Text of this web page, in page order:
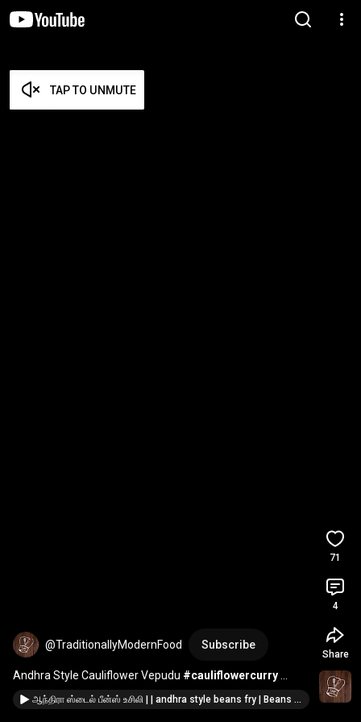
TAP TO UNMUTE
@TraditionallyModernFood Subscribe
Andhra Style Cauliflower Vepudu #cauliflowercurry
#gobi#southindianrecipes#andhrastyle#vepudu
ஆந்திரா ஸ்டைல் பீன்ஸ் உசிலி | | andhra style beans fry | Beans usili | beans recipe #beansrecipe
71
4
Share